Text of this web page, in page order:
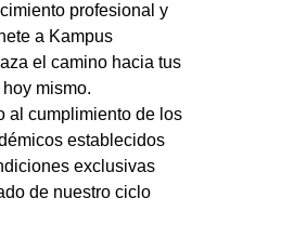
profesional y
a Kampus
el camino hacia tus
mismo.
al cumplimiento de los
establecidos
exclusivas
de nuestro ciclo